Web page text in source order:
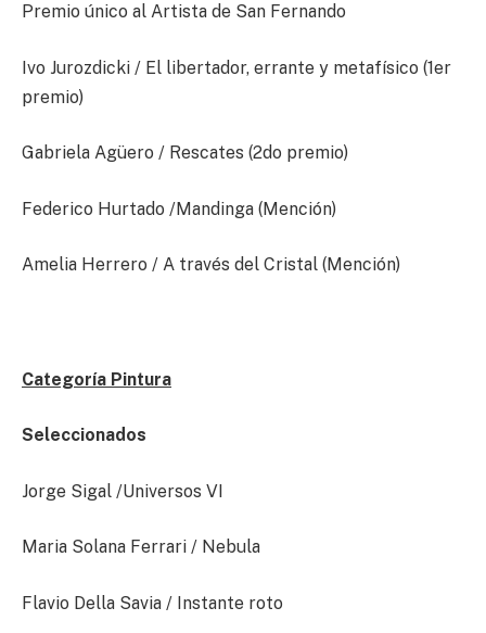
Premio único al Artista de San Fernando
Ivo Jurozdicki / El libertador, errante y metafísico (1er
premio)
Gabriela Agüero / Rescates (2do premio)
Federico Hurtado /Mandinga (Mención)
Amelia Herrero / A través del Cristal (Mención)
Categoría Pintura
Seleccionados
Jorge Sigal /Universos VI
Maria Solana Ferrari / Nebula
Flavio Della Savia / Instante roto